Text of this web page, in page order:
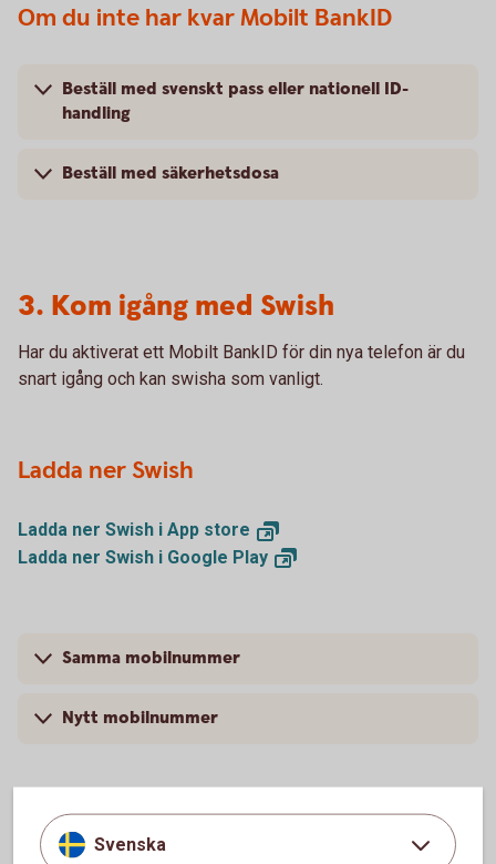
Om du inte har kvar Mobilt BankID
Beställ med svenskt pass eller nationell ID-
handling
Beställ med säkerhetsdosa
3. Kom igång med Swish
Har du aktiverat ett Mobilt BankID för din nya telefon är du
snart igång och kan swisha som vanligt.
Ladda ner Swish
Ladda ner Swish i App store
Ladda ner Swish i Google Play
Samma mobilnummer
Nytt mobilnummer
Mer information
Svenska